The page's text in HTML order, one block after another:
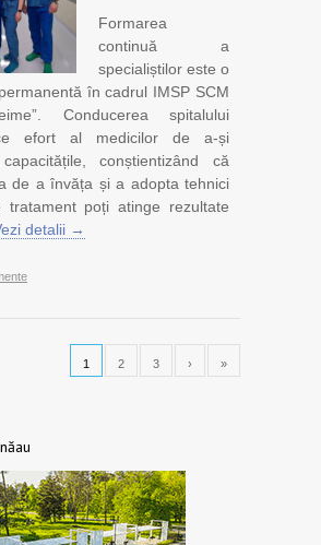
Formarea
continuă a
specialiștilor este o
în cadrul IMSP SCM
Conducerea spitalului
efort al medicilor de a-și
conștientizând că
de a învăța și a adopta tehnici
tratament poți atinge rezultate
detalii →
1 2 3 › »